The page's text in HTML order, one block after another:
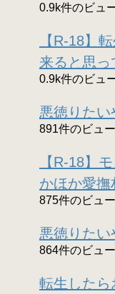
0.9k件のビュ
【R-18】
来ると思
0.9k件のビュ
悪徳りた
891件のビュー
【R-18】
かほか愛撫
875件のビュー
悪徳りた
864件のビュー
転生したら